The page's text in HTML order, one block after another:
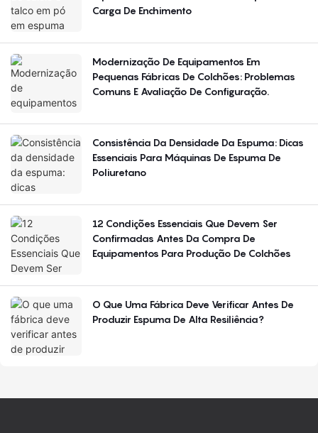
Carga De Enchimento
Modernização De Equipamentos Em
Pequenas Fábricas De Colchões: Problemas
Comuns E Avaliação De Configuração.
Consistência Da Densidade Da Espuma: Dicas
Essenciais Para Máquinas De Espuma De
Poliuretano
12 Condições Essenciais Que Devem Ser
Confirmadas Antes Da Compra De
Equipamentos Para Produção De Colchões
O Que Uma Fábrica Deve Verificar Antes De
Produzir Espuma De Alta Resiliência?